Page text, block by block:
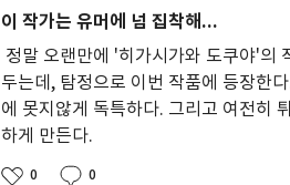
이 작가는 유머에 넘 집착해...
정말 오랜만에 '히가시가와 도쿠야'의
두는데, 탐정으로 이번 작품에 등장한
에 못지않게 독특하다. 그리고 여전히
하게 만든다.
0 0